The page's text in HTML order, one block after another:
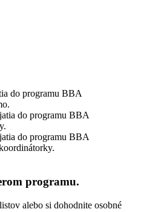
programu.
alebo si dohodnite osobné